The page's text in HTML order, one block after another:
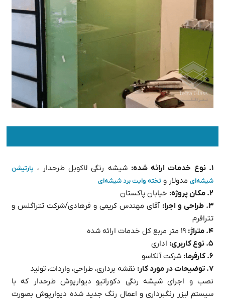
۱. نوع خدمات ارائه شده: شیشه رنگی لاکوبل طرحدار ، پارتیشن
شیشه‌ای مدولار و تخته وایت برد شیشه‌ای
۲. مکان پروژه:
خیابان پاکستان
۳. طراحی و اجرا:
آقای مهندس کریمی و فرهادی/شرکت تتراگلس و
تترافرم
۴. متراژ:
۵. نوع کاربری:
اداری
۶. کارفرما:
شرکت آلکاسو
۷. توضیحات در مورد کار:
نقشه برداری، طراحی، واردات، تولید
نصب و اجرای شیشه رنگی دکوراتیو دیوارپوش طرحدار که با
سیستم لیزر رنگبرداری و اعمال رنگ جدید شده دیوارپوش بصورت